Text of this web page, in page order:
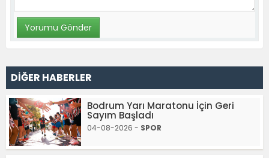
DİĞER HABERLER
Bodrum Yarı Maratonu İçin Geri
Sayım Başladı
04-08-2026 - SPOR